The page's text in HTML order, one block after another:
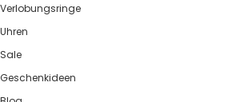
Verlobungsringe
Uhren
Sale
Geschenkideen